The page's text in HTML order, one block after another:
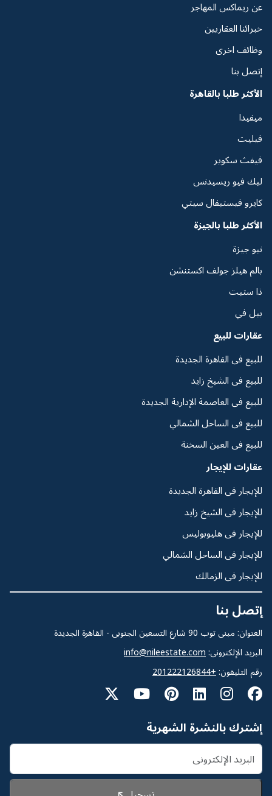
عن ريماكس المهاجر
خبرائنا العقاريين
وظائف اخرى
إتصل بنا
الأكثر طلبا بالقاهرة
ميفيدا
فيليت
فيفث سكوير
ليك فيو ريسيدنس
كايرو فيستيفال سيتي
الأكثر طلبا بالجيزة
نيو جيزة
بالم هيلز جولف اكستنشن
ذا ستيت
بيل في
عقارات للبيع
للبيع فى القاهرة الجديدة
للبيع فى الشيخ زايد
للبيع فى العاصمة الإدارية الجديدة
للبيع فى الساحل الشمالي
للبيع فى العين السخنة
عقارات للإيجار
للإيجار فى القاهرة الجديدة
للإيجار فى الشيخ زايد
للإيجار فى هليوبوليس
للإيجار فى الساحل الشمالي
للإيجار فى الزمالك
إتصل بنا
العنوان: مبنى توب 90 شارع التسعين الجنوبى - القاهرة الجديدة
البريد الإلكترونى: info@nileestate.com
رقم التليفون: +201222126844
إشترك بالنشرة الشهرية